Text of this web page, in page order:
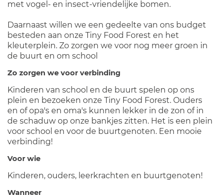
met vogel- en insect-vriendelijke bomen.
Daarnaast willen we een gedeelte van ons budget
besteden aan onze Tiny Food Forest en het
kleuterplein. Zo zorgen we voor nog meer groen in
de buurt en om school
Zo zorgen we voor verbinding
Kinderen van school en de buurt spelen op ons
plein en bezoeken onze Tiny Food Forest. Ouders
en of opa's en oma's kunnen lekker in de zon of in
de schaduw op onze bankjes zitten. Het is een plein
voor school en voor de buurtgenoten. Een mooie
verbinding!
Voor wie
Kinderen, ouders, leerkrachten en buurtgenoten!
Wanneer